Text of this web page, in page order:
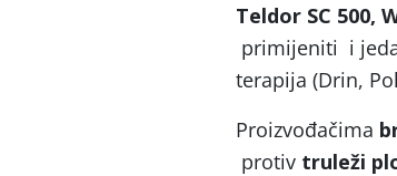
Teldor SC 500,
primijeniti i
terapija (Drin,
Proizvođačima
protiv truleži